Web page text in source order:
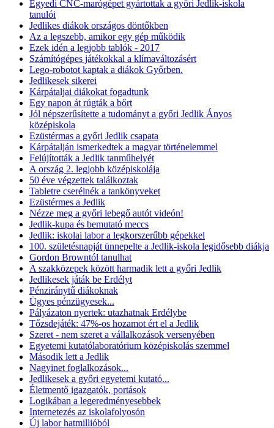
Egyedi CNC-marógépet gyártottak a győri Jedlik-iskola
tanulói
Jedlikes diákok országos döntőkben
Az a legszebb, amikor egy gép működik
Ezek idén a legjobb tablók - 2017
Számítógépes játékokkal a klímaváltozásért
Lego-robotot kaptak a diákok Győrben.
Jedlikesek sikerei
Kárpátaljai diákokat fogadtunk
Egy napon át rúgták a bőrt
Jól népszerűsítette a tudományt a győri Jedlik Ányos
középiskola
Ezüstérmas a győri Jedlik csapata
Kárpátalján ismerkedtek a magyar történelemmel
Felújították a Jedlik tanműhelyét
A ország 2. legjobb középiskolája
50 éve végzettek találkoztak
Tabletre cserélnék a tankönyveket
Ezüstérmes a Jedlik
Nézze meg a győri lebegő autót videón!
Jedlik-kupa és bemutató meccs
Jedlik: iskolai labor a legkorszerűbb gépekkel
100. születésnapját ünnepelte a Jedlik-iskola legidősebb diákja
Gordon Browntól tanulhat
A szakközepek között harmadik lett a győri Jedlik
Jedlikesek játák be Erdélyt
Pénziránytű diákoknak
Ügyes pénzügyesek...
Pályázaton nyertek: utazhatnak Erdélybe
Tőzsdejáték: 47%-os hozamot ért el a Jedlik
Szeret - nem szeret a vállalkozások versenyében
Egyetemi kutatólaboratórium középiskolás szemmel
Második lett a Jedlik
Nagyinet foglalkozások...
Jedlikesek a győri egyetemi kutató...
Életmentő igazgatók, portások
Logikában a legeredményesebbek
Internetezés az iskolafolyosón
Új labor hatmillióból